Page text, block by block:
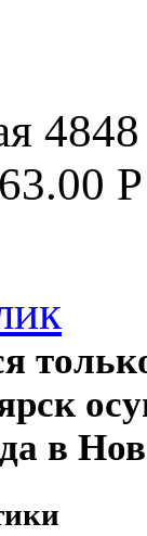
4848
Р
в